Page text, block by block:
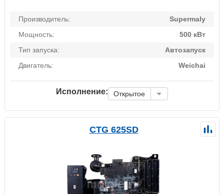
Производитель:
Supermaly
Мощность:
500 кВт
Тип запуска:
Автозапуск
Двигатель:
Weichai
Исполнение: Открытое
CTG 625SD